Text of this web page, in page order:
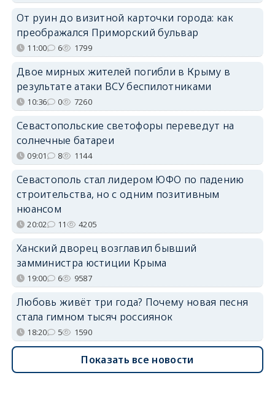
От руин до визитной карточки города: как
преображался Приморский бульвар
11:00 6 1799
Двое мирных жителей погибли в Крыму в
результате атаки ВСУ беспилотниками
10:36 0 7260
Севастопольские светофоры переведут на
солнечные батареи
09:01 8 1144
Севастополь стал лидером ЮФО по падению
строительства, но с одним позитивным
нюансом
20:02 11 4205
Ханский дворец возглавил бывший
замминистра юстиции Крыма
19:00 6 9587
Любовь живёт три года? Почему новая песня
стала гимном тысяч россиянок
18:20 5 1590
Показать все новости